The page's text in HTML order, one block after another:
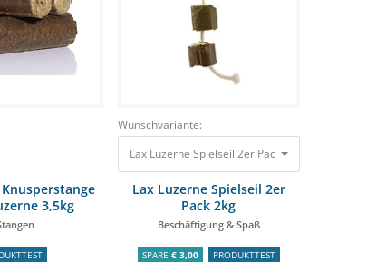
3,5kg
Wunschvariante:
Lax Luzerne Spielseil 2er Pack 2kg Beschäftigung
Lax Luzerne Spielseil 2er
Pack 2kg
Beschäftigung & Spaß
SPARE € 3,00 PRODUKTTEST